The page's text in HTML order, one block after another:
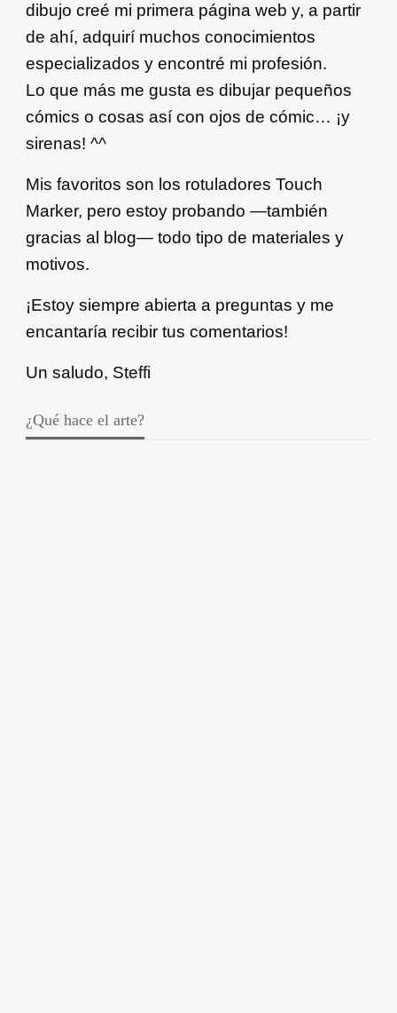
dibujo creé mi primera página web y, a partir
de ahí, adquirí muchos conocimientos
especializados y encontré mi profesión.
Lo que más me gusta es dibujar pequeños
cómics o cosas así con ojos de cómic… ¡y
sirenas! ^^
Mis favoritos son los rotuladores Touch
Marker, pero estoy probando —también
gracias al blog— todo tipo de materiales y
motivos.
¡Estoy siempre abierta a preguntas y me
encantaría recibir tus comentarios!
Un saludo, Steffi
¿Qué hace el arte?